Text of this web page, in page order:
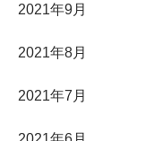
2021年9月
2021年8月
2021年7月